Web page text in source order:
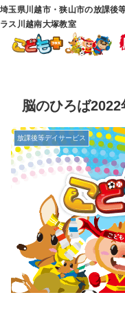
埼玉県川越市・狭山市の放課後
ラス川越南大塚教室
脳のひろば2022
放課後等デイサービス